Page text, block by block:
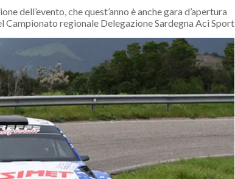
dell’evento, che quest’anno è anche gara d’apertura
Campionato regionale Delegazione Sardegna Aci Sport